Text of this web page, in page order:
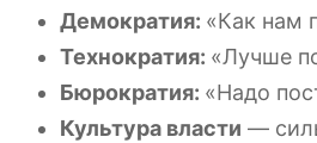
Демократия: «Как нам
Технократия: «Лучше
Бюрократия: «Надо
Культура власти —